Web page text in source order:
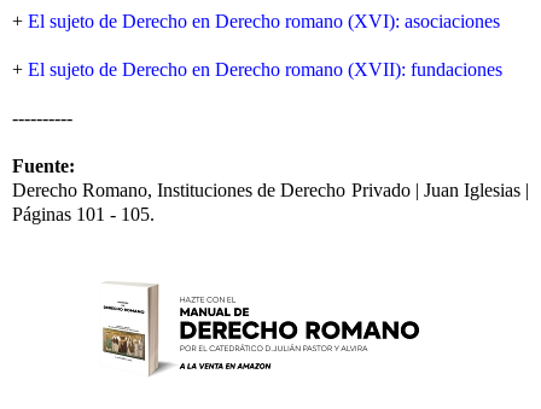
+ El sujeto de Derecho en Derecho romano (XVI): asociaciones
+ El sujeto de Derecho en Derecho romano (XVII): fundaciones
----------
Fuente:
Derecho Romano, Instituciones de Derecho Privado | Juan Iglesias |
Páginas 101 - 105.